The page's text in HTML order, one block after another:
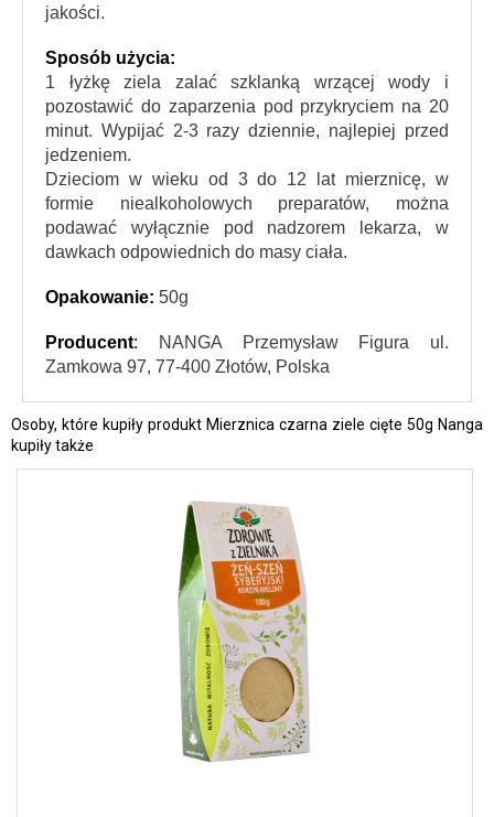
jakości.
Sposób użycia:
1 łyżkę ziela zalać szklanką wrzącej wody i
pozostawić do zaparzenia pod przykryciem na 20
minut. Wypijać 2-3 razy dziennie, najlepiej przed
jedzeniem.
Dzieciom w wieku od 3 do 12 lat mierznicę, w
formie niealkoholowych preparatów, można
podawać wyłącznie pod nadzorem lekarza, w
dawkach odpowiednich do masy ciała.
Opakowanie: 50g
Producent:
NANGA Przemysław Figura ul.
Zamkowa 97, 77-400 Złotów, Polska
Osoby, które kupiły produkt Mierznica czarna ziele cięte 50g Nanga
kupiły także